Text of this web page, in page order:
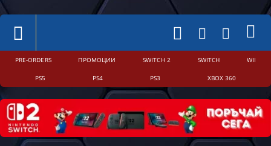
PRE-ORDERS ПРОМОЦИИ SWITCH 2 SWITCH WII
PS5 PS4 PS3 XBOX 360